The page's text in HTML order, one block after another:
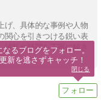
げ、具体的な事例や人物
関心を引きつける鋭い表
乱や疑問を丁寧に解き
なるブログをフォロー。
新を逃さずキャッチ！
閉じる